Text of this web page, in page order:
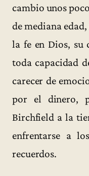
cambio unos
de mediana
la fe en Dios, su
toda capacidad
carecer de
por el dinero,
Birchfield a la
enfrentarse a
recuerdos.